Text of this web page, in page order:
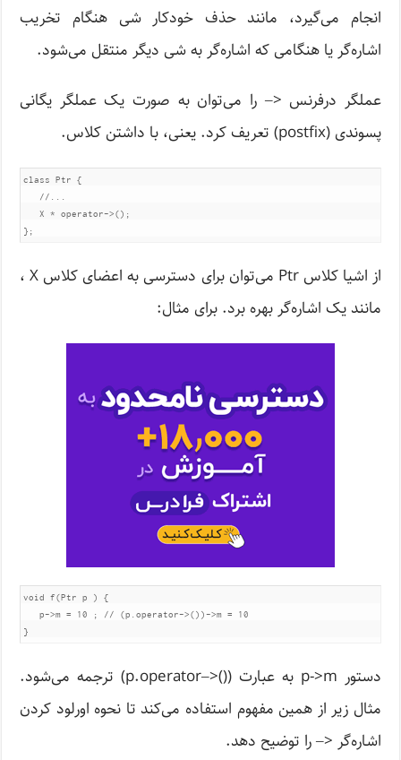
انجام می‌گیرد، مانند حذف خودکار شی هنگام تخریب
اشاره‌گر یا هنگامی‌ که اشاره‌گر به شی دیگر منتقل می‌شود.
عملگر درفرنس <‒ را می‌توان به صورت یک عملگر یگانی
پسوندی (postfix) تعریف کرد. یعنی، با داشتن کلاس.
class Ptr {
   //...
   X * operator->();
};
از اشیا کلاس Ptr می‌توان برای دسترسی به اعضای کلاس X ،
مانند یک اشاره‌گر بهره برد. برای مثال:
void f(Ptr p ) {
   p->m = 10 ; // (p.operator->())->m = 10
}
دستور p->m به عبارت (()<‒p.operator) ترجمه می‌شود.
مثال زیر از همین مفهوم استفاده می‌کند تا نحوه اورلود کردن
اشاره‌گر <‒ را توضیح دهد.